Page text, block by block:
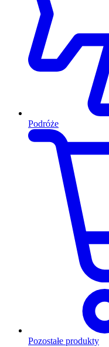
Podróże
Pozostałe produkty